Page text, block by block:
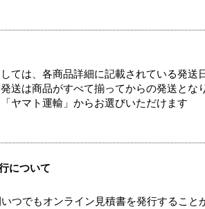
ては、各商品詳細に記載されている発送
送は商品がすべて揃ってからの発送とな
ヤマト運輸」からお選びいただけます
について
つでもオンライン見積書を発行すること